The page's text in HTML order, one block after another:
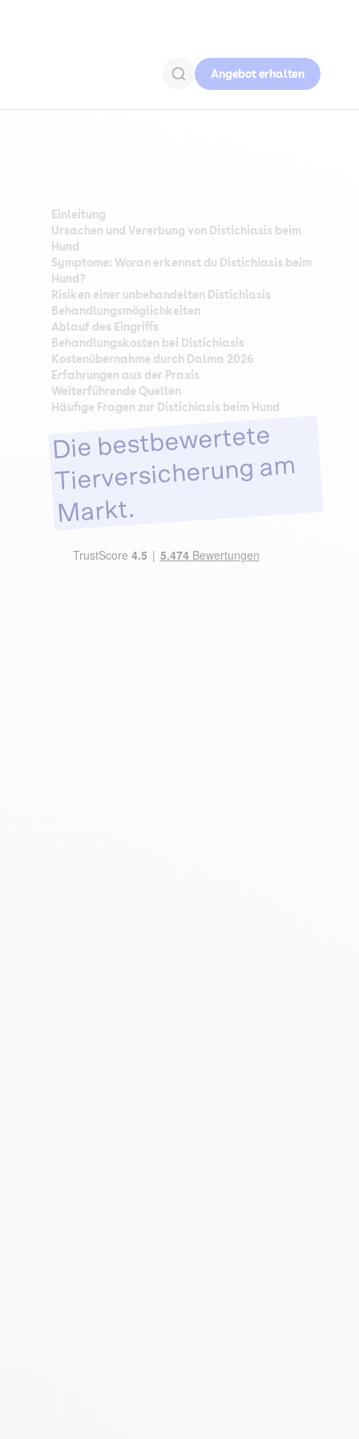
Angebot erhalten
Einleitung
Ursachen und Vererbung von Distichiasis beim
Hund
Symptome: Woran erkennst du Distichiasis beim
Hund?
Risiken einer unbehandelten Distichiasis
Behandlungsmöglichkeiten
Ablauf des Eingriffs
Behandlungskosten bei Distichiasis
Kostenübernahme durch Dalma 2026
Erfahrungen aus der Praxis
Weiterführende Quellen
Häufige Fragen zur Distichiasis beim Hund
Die bestbewertete
Tierversicherung am
Markt.